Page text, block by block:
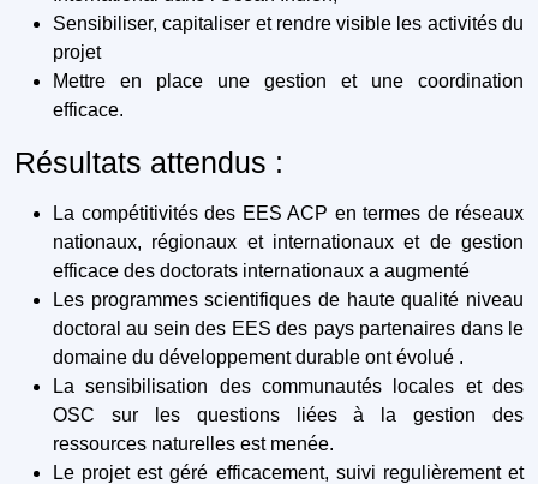
Sensibiliser, capitaliser et rendre visible les activités du
projet
Mettre en place une gestion et une coordination
efficace.
Résultats attendus :
La compétitivités des EES ACP en termes de réseaux
nationaux, régionaux et internationaux et de gestion
efficace des doctorats internationaux a augmenté
Les programmes scientifiques de haute qualité niveau
doctoral au sein des EES des pays partenaires dans le
domaine du développement durable ont évolué .
La sensibilisation des communautés locales et des
OSC sur les questions liées à la gestion des
ressources naturelles est menée.
Le projet est géré efficacement, suivi regulièrement et